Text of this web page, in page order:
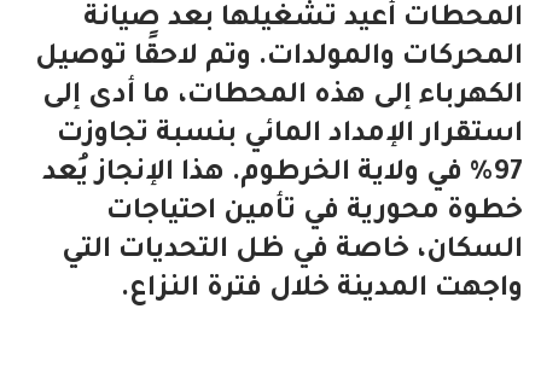
المحطات أُعيد تشغيلها بعد صيانة
المحركات والمولدات. وتم لاحقًا توصيل
الكهرباء إلى هذه المحطات، ما أدى إلى
استقرار الإمداد المائي بنسبة تجاوزت
97% في ولاية الخرطوم. هذا الإنجاز يُعد
خطوة محورية في تأمين احتياجات
السكان، خاصة في ظل التحديات التي
واجهت المدينة خلال فترة النزاع.